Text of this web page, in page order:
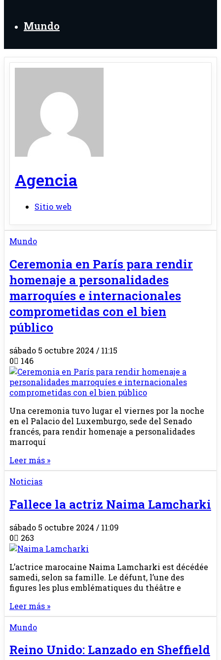
Mundo
Agencia
Sitio web
Mundo
Ceremonia en París para rendir
homenaje a personalidades
marroquíes e internacionales
comprometidas con el bien
público
sábado 5 octubre 2024 / 11:15
0
146
Una ceremonia tuvo lugar el viernes por la noche
en el Palacio del Luxemburgo, sede del Senado
francés, para rendir homenaje a personalidades
marroquí
Leer más »
Noticias
Fallece la actriz Naima Lamcharki
sábado 5 octubre 2024 / 11:09
0
263
L’actrice marocaine Naima Lamcharki est décédée
samedi, selon sa famille. Le défunt, l’une des
figures les plus emblématiques du théâtre e
Leer más »
Mundo
Reino Unido: Lanzado en Sheffield